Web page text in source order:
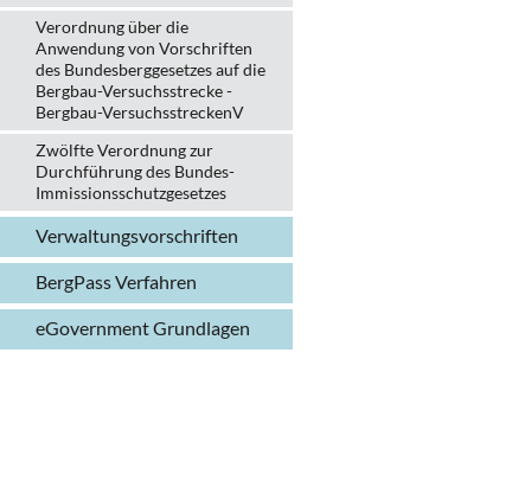
Verordnung über die
Anwendung von Vorschriften
des Bundesberggesetzes auf die
Bergbau-Versuchsstrecke -
Bergbau-VersuchsstreckenV
Zwölfte Verordnung zur
Durchführung des Bundes-
Immissionsschutzgesetzes
Verwaltungs­vorschriften
BergPass Verfahren
eGovernment Grundlagen